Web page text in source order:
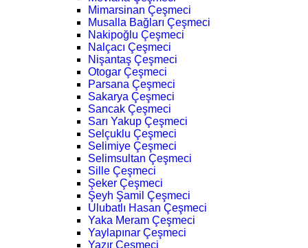
Mimarsinan Çeşmeci
Musalla Bağları Çeşmeci
Nakipoğlu Çeşmeci
Nalçacı Çeşmeci
Nişantaş Çeşmeci
Otogar Çeşmeci
Parsana Çeşmeci
Sakarya Çeşmeci
Sancak Çeşmeci
Sarı Yakup Çeşmeci
Selçuklu Çeşmeci
Selimiye Çeşmeci
Selimsultan Çeşmeci
Sille Çeşmeci
Şeker Çeşmeci
Şeyh Şamil Çeşmeci
Ulubatlı Hasan Çeşmeci
Yaka Meram Çeşmeci
Yaylapınar Çeşmeci
Yazır Çeşmeci